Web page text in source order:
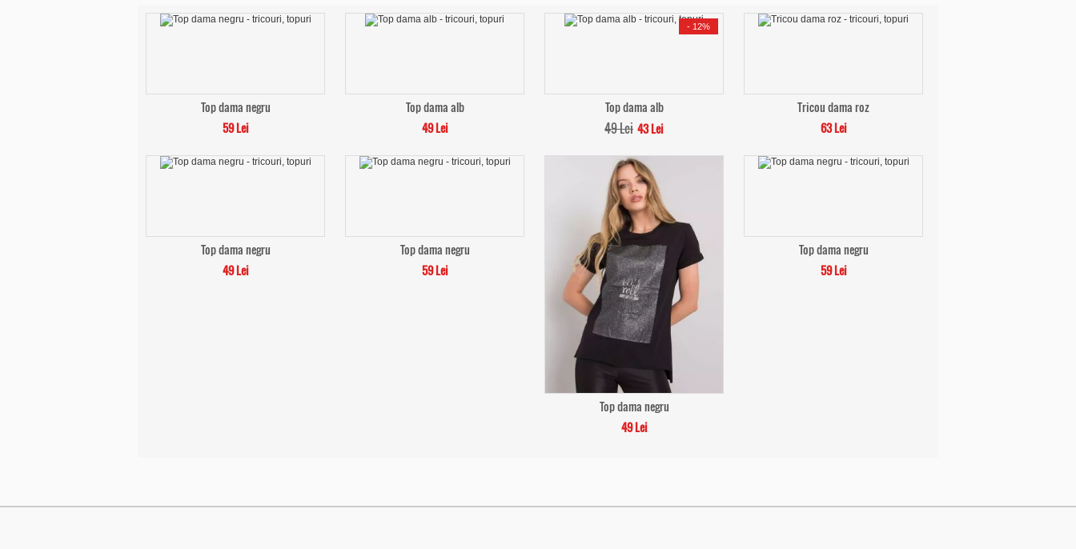
Top dama negru
59 Lei
Top dama alb
49 Lei
- 12%
Top dama alb
49 Lei 43 Lei
Tricou dama roz
63 Lei
Top dama negru
49 Lei
Top dama negru
59 Lei
Top dama negru
49 Lei
Top dama negru
59 Lei